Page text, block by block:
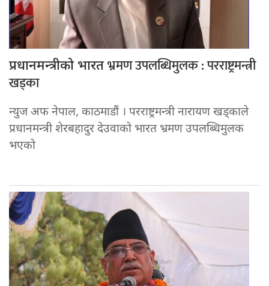
प्रधानमन्त्रीको भारतभ्रमण उपलब्धिमुलक : परराष्ट्रमन्त्री
खड्का
न्युज अफ नेपाल, काठमाडौं । परराष्ट्रमन्त्री नारायण खड्काले
प्रधानमन्त्री शेरबहादुर देउवाको भारत भ्रमण उपलब्धिमुलक
भएको